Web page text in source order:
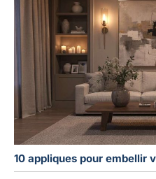
10 appliques pour embellir